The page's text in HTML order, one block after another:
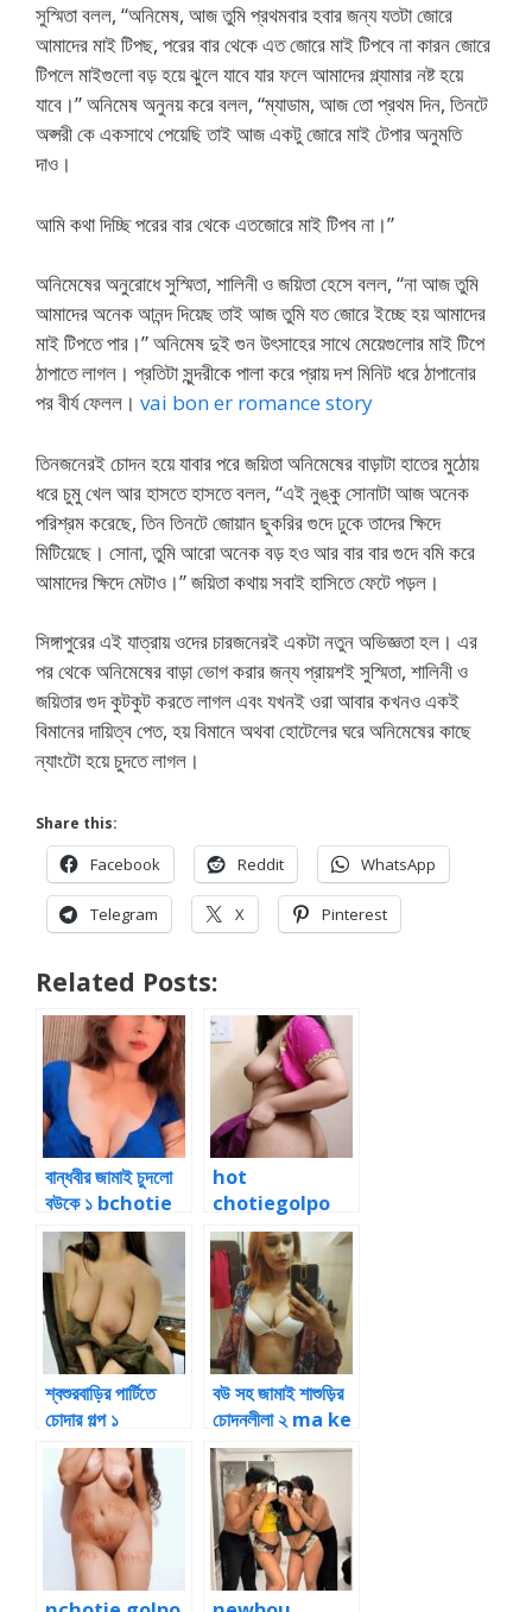
সুস্মিতা বলল, “অনিমেষ, আজ তুমি প্রথমবার হবার জন্য যতটা জোরে
আমাদের মাই টিপছ, পরের বার থেকে এত জোরে মাই টিপবে না কারন জোরে
টিপলে মাইগুলো বড় হয়ে ঝুলে যাবে যার ফলে আমাদের গ্ল্যামার নষ্ট হয়ে
যাবে।” অনিমেষ অনুনয় করে বলল, “ম্যাডাম, আজ তো প্রথম দিন, তিনটে
অপ্সরী কে একসাথে পেয়েছি তাই আজ একটু জোরে মাই টেপার অনুমতি
দাও।
আমি কথা দিচ্ছি পরের বার থেকে এতজোরে মাই টিপব না।”
অনিমেষের অনুরোধে সুস্মিতা, শালিনী ও জয়িতা হেসে বলল, “না আজ তুমি
আমাদের অনেক আনন্দ দিয়েছ তাই আজ তুমি যত জোরে ইচ্ছে হয় আমাদের
মাই টিপতে পার।” অনিমেষ দুই গুন উৎসাহের সাথে মেয়েগুলোর মাই টিপে
ঠাপাতে লাগল। প্রতিটা সুন্দরীকে পালা করে প্রায় দশ মিনিট ধরে ঠাপানোর
পর বীর্য ফেলল। vai bon er romance story
তিনজনেরই চোদন হয়ে যাবার পরে জয়িতা অনিমেষের বাড়াটা হাতের মুঠোয়
ধরে চুমু খেল আর হাসতে হাসতে বলল, “এই নুঙ্কু সোনাটা আজ অনেক
পরিশ্রম করেছে, তিন তিনটে জোয়ান ছুকরির গুদে ঢুকে তাদের ক্ষিদে
মিটিয়েছে। সোনা, তুমি আরো অনেক বড় হও আর বার বার গুদে বমি করে
আমাদের ক্ষিদে মেটাও।” জয়িতা কথায় সবাই হাসিতে ফেটে পড়ল।
সিঙ্গাপুরের এই যাত্রায় ওদের চারজনেরই একটা নতুন অভিজ্ঞতা হল। এর
পর থেকে অনিমেষের বাড়া ভোগ করার জন্য প্রায়শই সুস্মিতা, শালিনী ও
জয়িতার গুদ কুটকুট করতে লাগল এবং যখনই ওরা আবার কখনও একই
বিমানের দায়িত্ব পেত, হয় বিমানে অথবা হোটেলের ঘরে অনিমেষের কাছে
ন্যাংটো হয়ে চুদতে লাগল।
Share this:
Facebook Reddit WhatsApp
Telegram X Pinterest
Related Posts:
বান্ধবীর জামাই চুদলো
বউকে ১ bchotie
golpo audio
hot
chotiegolpo
প্রতিবেশীর সাথে বউ
বদল ৩
শ্বশুরবাড়ির পার্টিতে
চোদার গল্প ১
বউ সহ জামাই শাশুড়ির
চোদনলীলা ২ ma ke
chodar golpo